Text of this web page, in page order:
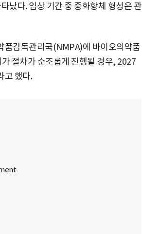
났다. 임상 기간 중 중화항체 형성은 관
품감독관리국(NMPA)에 바이오의약품
절차가 순조롭게 진행될 경우, 2027
고 했다.